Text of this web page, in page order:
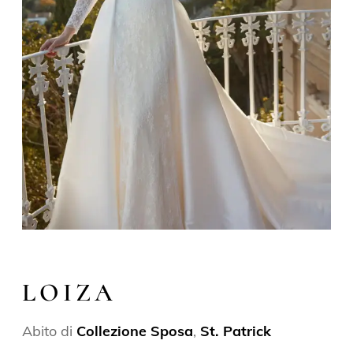
LOIZA
Abito di Collezione Sposa, St. Patrick